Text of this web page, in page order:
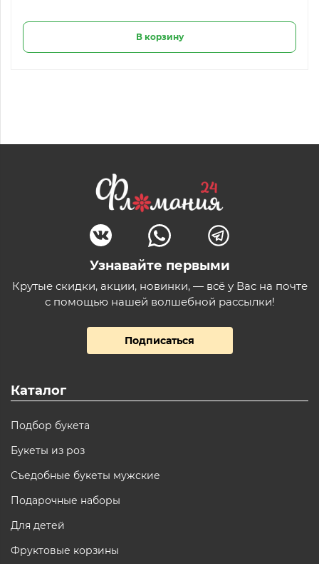
В корзину
Узнавайте первыми
Крутые скидки, акции, новинки, — всё у Вас на почте
с помощью нашей волшебной рассылки!
Подписаться
Каталог
Подбор букета
Букеты из роз
Съедобные букеты мужские
Подарочные наборы
Для детей
Фруктовые корзины